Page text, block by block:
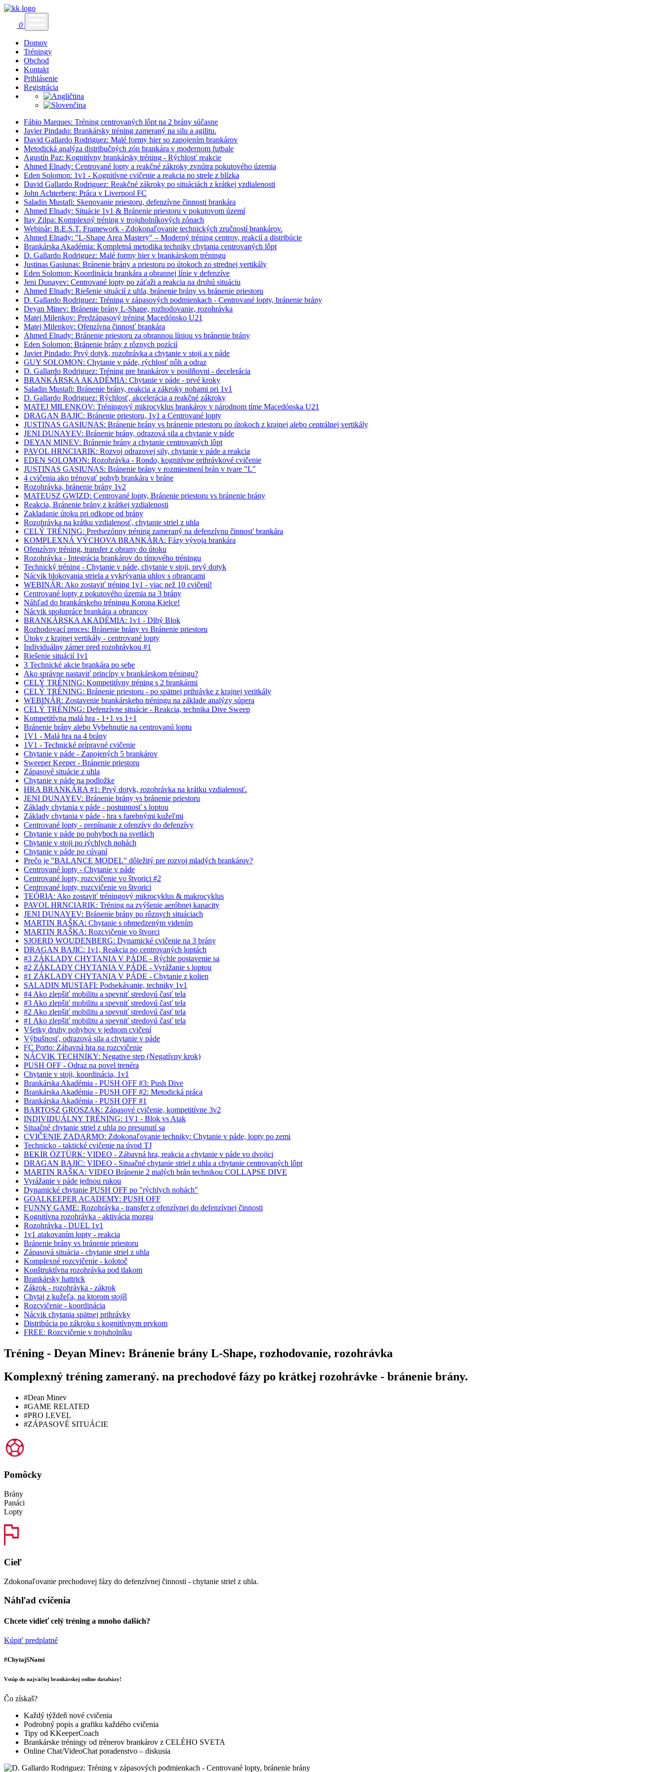
0
Domov
Tréningy
Obchod
Kontakt
Prihlásenie
Registrácia
Fábio Marques: Tréning centrovaných lôpt na 2 brány súčasne
Javier Pindado: Brankársky tréning zameraný na silu a agilitu.
David Gallardo Rodriguez: Malé formy hier so zapojením brankárov
Metodická analýza distribučných zón brankára v modernom futbale
Agustín Paz: Kognitívny brankársky tréning - Rýchlosť reakcie
Ahmed Elnady: Centrované lopty a reakčné zákroky zvnútra pokutového územia
Eden Solomon: 1v1 - Kognitívne cvičenie a reakcia po strele z blízka
David Gallardo Rodriguez: Reakčné zákroky po situáciách z krátkej vzdialenosti
John Achterberg: Práca v Liverpool FC
Saladin Mustafi: Skenovanie priestoru, defenzívne činnosti brankára
Ahmed Elnady: Situácie 1v1 & Bránenie priestoru v pokutovom území
Itay Zilpa: Komplexný tréning v trojuholníkových zónach
Webinár: B.E.S.T. Framework - Zdokonaľovanie technických zručností brankárov.
Ahmed Elnady: "L-Shape Area Mastery" – Moderný tréning centrov, reakcií a distribúcie
Brankárska Akadémia: Kompletná metodika techniky chytania centrovaných lôpt
D. Gallardo Rodriguez: Malé formy hier v brankárskom tréningu
Justinas Gasiunas: Bránenie brány a priestoru po útokoch zo strednej vertikály
Eden Solomon: Koordinácia brankára a obrannej línie v defenzíve
Jeni Dunayev: Centrované lopty po záťaži a reakcia na druhú situáciu
Ahmed Elnady: Riešenie situácií z uhla, bránenie brány vs bránenie priestoru
D. Gallardo Rodriguez: Tréning v zápasových podmienkach - Centrované lopty, bránenie brány
Deyan Minev: Bránenie brány L-Shape, rozhodovanie, rozohrávka
Matej Milenkov: Predzápasový tréning Macedónsko U21
Matej Milenkov: Ofenzívna činnosť brankára
Ahmed Elnady: Bránenie priestoru za obrannou líniou vs bránenie brány
Eden Solomon: Bránenie brány z rôznych pozícií
Javier Pindado: Prvý dotyk, rozohrávka a chytanie v stoji a v páde
GUY SOLOMON: Chytanie v páde, rýchlosť nôh a odraz
D. Gallardo Rodriguez: Tréning pre brankárov v posilňovni - decelerácia
BRANKÁRSKA AKADÉMIA: Chytanie v páde - prvé kroky
Saladin Mustafi: Bránenie brány, reakcia a zákroky nohami pri 1v1
D. Gallardo Rodriguez: Rýchlosť, akcelerácia a reakčné zákroky
MATEJ MILENKOV: Tréningový mikrocyklus brankárov v národnom tíme Macedónska U21
DRAGAN BAJIC: Bránenie priestoru, 1v1 a Centrované lopty
JUSTINAS GASIUNAS: Bránenie brány vs bránenie priestoru po útokoch z krajnej alebo centrálnej vertikály
JENI DUNAYEV: Bránenie brány, odrazová sila a chytanie v páde
DEYAN MINEV: Bránenie brány a chytanie centrovaných lôpt
PAVOL HRNCIARIK: Rozvoj odrazovej sily, chytanie v páde a reakcia
EDEN SOLOMON: Rozohrávka - Rondo, kognitívne prihrávkové cvičenie
JUSTINAS GASIUNAS: Bránenie brány v rozmiestnení brán v tvare "L"
4 cvičenia ako trénovať pohyb brankára v bráne
Rozohrávka, bránenie brány 1v2
MATEUSZ GWIZD: Centrované lopty, Bránenie priestoru vs bránenie brány
Reakcia, Bránenie brány z krátkej vzdialenosti
Zakladanie útoku pri odkope od brány
Rozohrávka na krátku vzdialenosť, chytanie striel z uhla
CELÝ TRÉNING: Predsezónny tréning zameraný na defenzívnu činnosť brankára
KOMPLEXNÁ VÝCHOVA BRANKÁRA: Fázy vývoja brankára
Ofenzívny tréning, transfer z obrany do útoku
Rozohrávka - Integrácia brankárov do tímového tréningu
Technický tréning - Chytanie v páde, chytanie v stoji, prvý dotyk
Nácvik blokovania striela a vykrývania uhlov s obrancami
WEBINÁR: Ako zostaviť tréning 1v1 - viac než 10 cvičení!
Centrované lopty z pokutového územia na 3 brány
Náhľad do brankárskeho tréningu Korona Kielce!
Nácvik spolupráce brankára a obrancov
BRANKÁRSKA AKADÉMIA: 1v1 - Dlhý Blok
Rozhodovací proces: Bránenie brány vs Bránenie priestoru
Útoky z krajnej vertikály - centrované lopty
Individuálny zámer pred rozohrávkou #1
Riešenie situácií 1v1
3 Technické akcie brankára po sebe
Ako správne nastaviť princípy v brankárskom tréningu?
CELÝ TRÉNING: Kompetitívny tréning s 2 brankármi
CELÝ TRÉNING: Bránenie priestoru - po spätnej prihrávke z krajnej veritkály
WEBINÁR: Zostavenie brankárskeho tréningu na základe analýzy súpera
CELÝ TRÉNING: Defenzívne situácie - Reakcia, technika Dive Sweep
Kompetitívna malá hra - 1+1 vs 1+1
Bránenie brány alebo Vybehnutie na centrovanú loptu
1V1 - Malá hra na 4 brány
1V1 - Technické prípravné cvičenie
Chytanie v páde - Zapojených 5 brankárov
Sweeper Keeper - Bránenie priestoru
Zápasové situácie z uhla
Chytanie v páde na podložke
HRA BRANKÁRA #1: Prvý dotyk, rozohrávka na krátku vzdialenosť.
JENI DUNAYEV: Bránenie brány vs bránenie priestoru
Základy chytania v páde - postupnosť s loptou
Základy chytania v páde - hra s farebnými kužeľmi
Centrované lopty - prepínanie z ofenzívy do defenzívy
Chytanie v páde po pohyboch na svetlách
Chytanie v stoji po rýchlych nohách
Chytanie v páde po cúvaní
Prečo je "BALANCE MODEL" dôležitý pre rozvoj mladých brankárov?
Centrované lopty - Chytanie v páde
Centrované lopty, rozcvičenie vo štvorici #2
Centrované lopty, rozcvičenie vo štvorici
TEÓRIA: Ako zostaviť tréningový mikrocyklus & makrocyklus
PAVOL HRNCIARIK: Tréning na zvýšenie aeróbnej kapacity
JENI DUNAYEV: Bránenie brány po rôznych situáciach
MARTIN RAŠKA: Chytanie s obmedzeným videním
MARTIN RAŠKA: Rozcvičenie vo štvorci
SJOERD WOUDENBERG: Dynamické cvičenie na 3 brány
DRAGAN BAJIC: 1v1, Reakcia po centrovaných loptách
#3 ZÁKLADY CHYTANIA V PÁDE - Rýchle postavenie sa
#2 ZÁKLADY CHYTANIA V PÁDE - Vyrážanie s loptou
#1 ZÁKLADY CHYTANIA V PÁDE - Chytanie z kolien
SALADIN MUSTAFI: Podsekávanie, techniky 1v1
#4 Ako zlepšiť mobilitu a spevniť stredovú časť tela
#3 Ako zlepšiť mobilitu a spevniť stredovú časť tela
#2 Ako zlepšiť mobilitu a spevniť stredovú časť tela
#1 Ako zlepšiť mobilitu a spevniť stredovú časť tela
Všetky druhy pohybov v jednom cvičení
Výbušnosť, odrazová sila a chytanie v páde
FC Porto: Zábavná hra na rozcvičenie
NÁCVIK TECHNIKY: Negative step (Negatívny krok)
PUSH OFF - Odraz na povel trenéra
Chytanie v stoji, koordinácia, 1v1
Brankárska Akadémia - PUSH OFF #3: Push Dive
Brankárska Akadémia - PUSH OFF #2: Metodická práca
Brankárska Akadémia - PUSH OFF #1
BARTOSZ GROSZAK: Zápasové cvičenie, kompetitívne 3v2
INDIVIDUÁLNY TRÉNING: 1V1 - Blok vs Atak
Situačné chytanie striel z uhla po presunutí sa
CVIČENIE ZADARMO: Zdokonaľovanie techniky: Chytanie v páde, lopty po zemi
Technicko - taktické cvičenie na úvod TJ
BEKİR ÖZTÜRK: VIDEO - Zábavná hra, reakcia a chytanie v páde vo dvojici
DRAGAN BAJIC: VIDEO - Situačné chytanie striel z uhla a chytanie centrovaných lôpt
MARTIN RAŠKA: VIDEO Bránenie 2 malých brán technikou COLLAPSE DIVE
Vyrážanie v páde jednou rukou
Dynamické chytanie PUSH OFF po "rýchlych nohách"
GOALKEEPER ACADEMY: PUSH OFF
FUNNY GAME: Rozohrávka - transfer z ofenzívnej do defenzívnej činnosti
Kognitívna rozohrávka - aktivácia mozgu
Rozohrávka - DUEL 1v1
1v1 atakovaním lopty - reakcia
Bránenie brány vs bránenie priestoru
Zápasová situácia - chytanie striel z uhla
Komplexné rozcvičenie - kolotoč
Konštruktívna rozohrávka pod tlakom
Brankársky hattrick
Zákrok - rozohrávka - zákrok
Chytaj z kužeľa, na ktorom stojíš
Rozcvičenie - koordinácia
Nácvik chytania spätnej prihrávky
Distribúcia po zákroku s kognitívnym prvkom
FREE: Rozcvičenie v trojuholníku
Tréning - Deyan Minev: Bránenie brány L-Shape, rozhodovanie, rozohrávka
Komplexný tréning zameraný. na prechodové fázy po krátkej rozohrávke - bránenie brány.
#Dean Minev
#GAME RELATED
#PRO LEVEL
#ZÁPASOVÉ SITUÁCIE
Pomôcky
Brány
Panáci
Lopty
Cieľ
Zdokonaľovanie prechodovej fázy do defenzívnej činnosti - chytanie striel z uhla.
Náhľad cvičenia
Chcete vidieť celý tréning a mnoho dalších?
Kúpiť predplatné
#ChytajSNami
Vstúp do najväčšej brankárskej online databázy!
Čo získaš?
Každý týždeň nové cvičenia
Podrobný popis a grafiku každého cvičenia
Tipy od KKeeperCoach
Brankárske tréningy od trénerov brankárov z CELÉHO SVETA
Online Chat/VideoChat poradenstvo – diskusia